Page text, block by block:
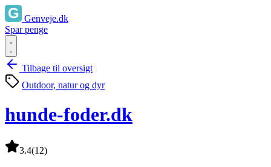
Genveje.dk
Spar penge
Tilbage til oversigt
Outdoor, natur og dyr
hunde-foder.dk
3.4(12)